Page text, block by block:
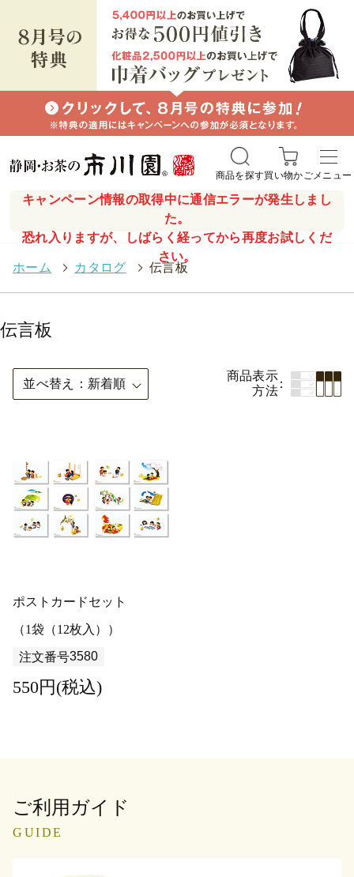
キャンペーン情報の取得中に通信エラーが発生しまし
た。
恐れ入りますが、しばらく経ってから再度お試しくだ
さい。
商品を探す買い物かごメニュー
ホーム > カタログ > 伝言板
伝言板
並べ替え 新着順
商品表示
方法
ポストカードセット
（1袋（12枚入））
注文番号3580
550円(税込)
ご利用ガイド
GUIDE